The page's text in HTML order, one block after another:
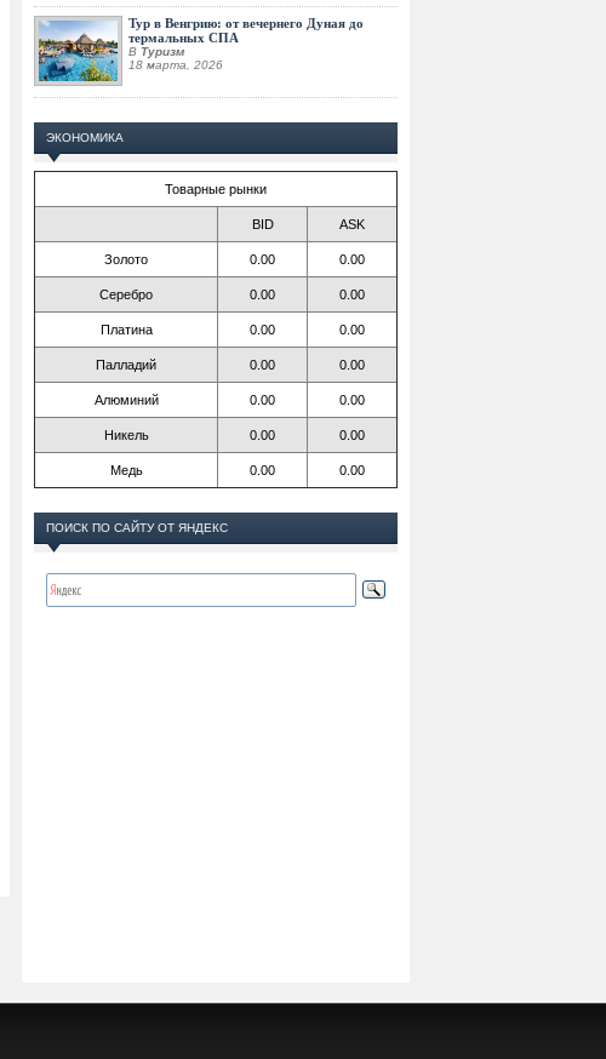
Тур в Венгрию: от вечернего Дуная до
термальных СПА
В Туризм
18 марта, 2026
ЭКОНОМИКА
Товарные рынки
BID ASK
Золото 0.00 0.00
Серебро 0.00 0.00
Платина 0.00 0.00
Палладий 0.00 0.00
Алюминий 0.00 0.00
Никель 0.00 0.00
Медь 0.00 0.00
ПОИСК ПО САЙТУ ОТ ЯНДЕКС